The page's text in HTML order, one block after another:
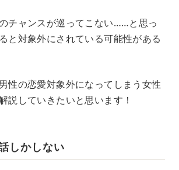
チャンスが巡ってこない……と思っ
と対象外にされている可能性がある
性の恋愛対象外になってしまう女性
説していきたいと思います！
しかしない